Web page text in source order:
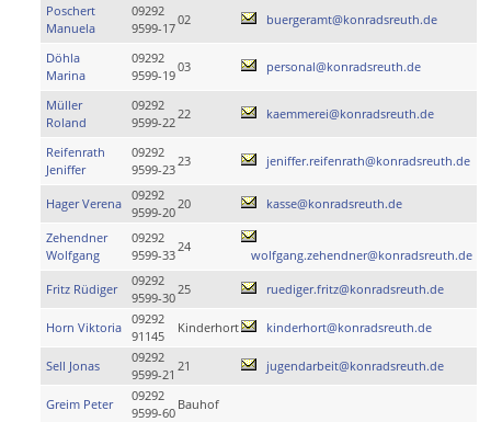
Poschert
Manuela
09292
9599-17
02 buergeramt@konradsreuth.de
Döhla
Marina
09292
9599-19
03 personal@konradsreuth.de
Müller
Roland
09292
9599-22
22 kaemmerei@konradsreuth.de
Reifenrath
Jeniffer
09292
9599-23
23 jeniffer.reifenrath@konradsreuth.de
Hager Verena
09292
9599-20
20 kasse@konradsreuth.de
Zehendner
Wolfgang
09292
9599-33
24
wolfgang.zehendner@konradsreuth.de
Fritz Rüdiger
09292
9599-30
25 ruediger.fritz@konradsreuth.de
Horn Viktoria
09292
91145
Kinderhort kinderhort@konradsreuth.de
Sell Jonas
09292
9599-21
21 jugendarbeit@konradsreuth.de
Greim Peter
09292
9599-60
Bauhof